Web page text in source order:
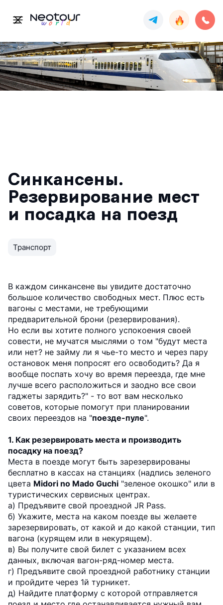
Синкансены.
Резервирование мест
и посадка на поезд
Транспорт
В каждом синкансене вы увидите достаточно
большое количество свободных мест. Плюс есть
вагоны с местами, не требующими
предварительной брони (резервирования).
Но если вы хотите полного успокоения своей
совести, не мучатся мыслями о том "будут места
или нет? не займу ли я чье-то место и через пару
остановок меня попросят его освободить? Да я
вообще поспать хочу во время переезда, где мне
лучше всего расположиться и заодно все свои
гаджеты зарядить?" - то вот вам несколько
советов, которые помогут при планировании
своих переездов на "поезде-пуле".
1. Как резервировать места и производить
посадку на поезд?
Места в поезде могут быть зарезервированы
бесплатно в кассах на станциях (надпись зеленого
цвета Midori no Mado Guchi "зеленое окошко" или в
туристических сервисных центрах.
а) Предъявите свой проездной JR Pass.
б) Укажите, места на каком поезде вы желаете
зарезервировать, от какой и до какой станции, тип
вагона (курящем или в некурящем).
в) Вы получите свой билет с указанием всех
данных, включая вагон-ряд-номер места.
г) Предъявите свой проездной работнику станции
и пройдите через 1й турникет.
д) Найдите платформу с которой отправляется